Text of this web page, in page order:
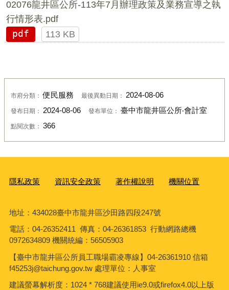
02076龍井區公所-113年7月辦理政策及業務宣導之執
行情形表.pdf
pdf
113 KB
市府分類：便民服務 最後異動日期： 2024-08-06
發布日期： 2024-08-06 發布單位： 臺中市龍井區公所‧會計室
點閱次數： 366
隱私政策 資訊安全政策 著作權說明 機關位置
地址：434028臺中市龍井區沙田路四段247號
電話：04-26352411 傳真：04-26361853 行動網路總機
0972634809 機關統編：56505903
【臺中市龍井區公所員工職場霸凌專線】04-26361910 信箱
f45253j@taichung.gov.tw 處理單位：人事室
建議螢幕解析度：1024 * 768建議使用ie9.0或firefox4.0以上版